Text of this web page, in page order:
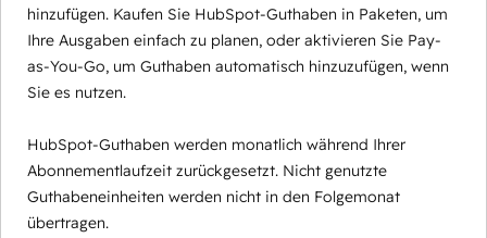
hinzufügen. Kaufen Sie HubSpot-Guthaben in Paketen, um
Ihre Ausgaben einfach zu planen, oder aktivieren Sie Pay-
as-You-Go, um Guthaben automatisch hinzuzufügen, wenn
Sie es nutzen.
HubSpot-Guthaben werden monatlich während Ihrer
Abonnementlaufzeit zurückgesetzt. Nicht genutzte
Guthabeneinheiten werden nicht in den Folgemonat
übertragen.